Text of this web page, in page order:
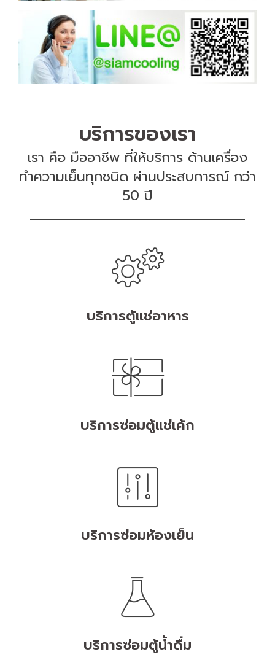
บริการของเรา
เรา คือ มืออาชีพ ที่ให้บริการ ด้านเครื่อง
ทำความเย็นทุกชนิด ผ่านประสบการณ์ กว่า
50 ปี
บริการตู้แช่อาหาร
บริการซ่อมตู้แช่เค้ก
บริการซ่อมห้องเย็น
บริการซ่อมตู้น้ำดื่ม